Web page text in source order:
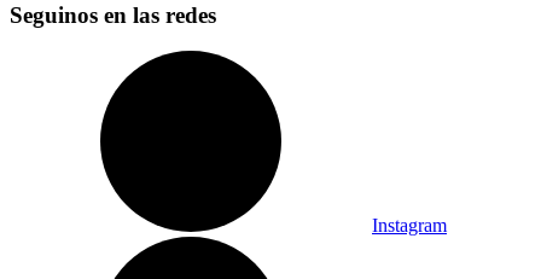
Seguinos en las redes
Instagram